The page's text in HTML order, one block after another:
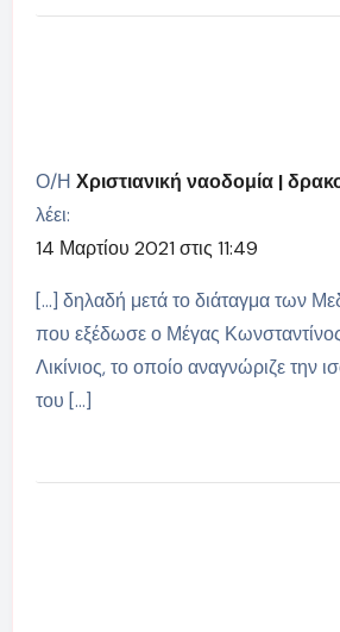
Ο/Η Χριστιανική ναοδομία |
λέει:
14 Μαρτίου 2021 στις 11:49
[…] δηλαδή μετά το διάταγμα των
που εξέδωσε ο Μέγας
Λικίνιος, το οποίο αναγνώριζε την
του […]